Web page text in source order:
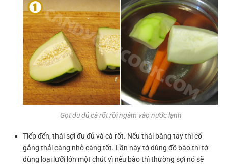
Gọt đu đủ cà rốt rồi ngâm vào nước lạnh
Tiếp đến, thái sợi đu đủ và cà rốt. Nếu thái bằng tay thì cố
gắng thải càng nhỏ càng tốt. Lần này tớ dùng đồ bào thì tớ
dùng loại lưỡi lớn một chút vì nếu bào thì thường sợi nó sẽ